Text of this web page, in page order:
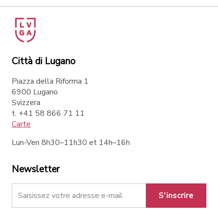
Città di Lugano
Piazza della Riforma 1
6900 Lugano
Svizzera
t. +41 58 866 71 11
Carte
Lun-Ven 8h30–11h30 et 14h–16h
Newsletter
S'inscrire